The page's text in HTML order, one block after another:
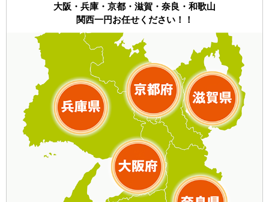
大阪・兵庫・京都・滋賀・奈良・和歌山
関西一円お任せください！！